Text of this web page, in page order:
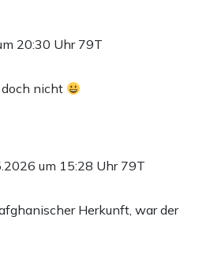
20:30 Uhr 79T
nicht
um 15:28 Uhr 79T
Herkunft, war der